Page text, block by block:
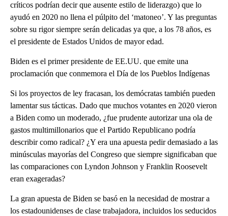
críticos podrían decir que ausente estilo de liderazgo) que lo
ayudó en 2020 no llena el púlpito del ‘matoneo’. Y las preguntas
sobre su rigor siempre serán delicadas ya que, a los 78 años, es
el presidente de Estados Unidos de mayor edad.
Biden es el primer presidente de EE.UU. que emite una
proclamación que conmemora el Día de los Pueblos Indígenas
Si los proyectos de ley fracasan, los demócratas también pueden
lamentar sus tácticas. Dado que muchos votantes en 2020 vieron
a Biden como un moderado, ¿fue prudente autorizar una ola de
gastos multimillonarios que el Partido Republicano podría
describir como radical? ¿Y era una apuesta pedir demasiado a las
minúsculas mayorías del Congreso que siempre significaban que
las comparaciones con Lyndon Johnson y Franklin Roosevelt
eran exageradas?
La gran apuesta de Biden se basó en la necesidad de mostrar a
los estadounidenses de clase trabajadora, incluidos los seducidos